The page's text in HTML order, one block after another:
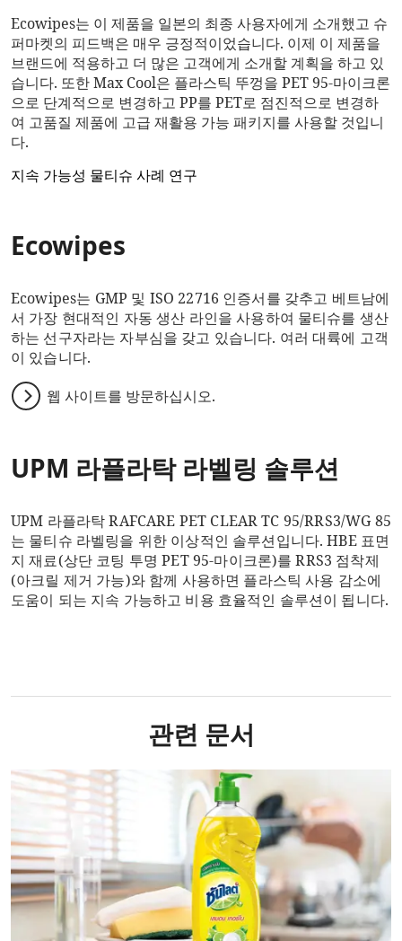
Ecowipes는 이 제품을 일본의 최종 사용자에게 소개했고 슈
퍼마켓의 피드백은 매우 긍정적이었습니다. 이제 이 제품을
브랜드에 적용하고 더 많은 고객에게 소개할 계획을 하고 있
습니다. 또한 Max Cool은 플라스틱 뚜껑을 PET 95-마이크론
으로 단계적으로 변경하고 PP를 PET로 점진적으로 변경하
여 고품질 제품에 고급 재활용 가능 패키지를 사용할 것입니
다.
지속 가능성 물티슈 사례 연구
Ecowipes
Ecowipes는 GMP 및 ISO 22716 인증서를 갖추고 베트남에
서 가장 현대적인 자동 생산 라인을 사용하여 물티슈를 생산
하는 선구자라는 자부심을 갖고 있습니다. 여러 대륙에 고객
이 있습니다.
웹 사이트를 방문하십시오.
UPM 라플라탁 라벨링 솔루션
UPM 라플라탁 RAFCARE PET CLEAR TC 95/RRS3/WG 85
는 물티슈 라벨링을 위한 이상적인 솔루션입니다. HBE 표면
지 재료(상단 코팅 투명 PET 95-마이크론)를 RRS3 점착제
(아크릴 제거 가능)와 함께 사용하면 플라스틱 사용 감소에
도움이 되는 지속 가능하고 비용 효율적인 솔루션이 됩니다.
관련 문서